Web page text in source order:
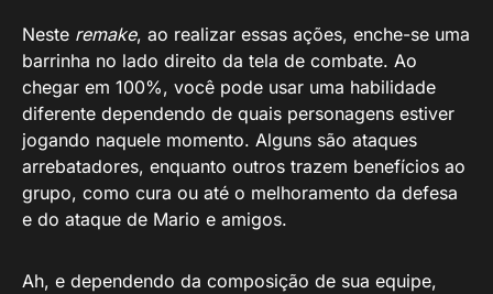
Neste remake, ao realizar essas ações, enche-se uma
barrinha no lado direito da tela de combate. Ao
chegar em 100%, você pode usar uma habilidade
diferente dependendo de quais personagens estiver
jogando naquele momento. Alguns são ataques
arrebatadores, enquanto outros trazem benefícios ao
grupo, como cura ou até o melhoramento da defesa
e do ataque de Mario e amigos.
Ah, e dependendo da composição de sua equipe,